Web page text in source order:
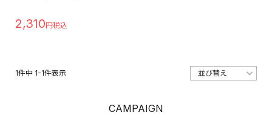
2,310
1件中 1-1件表示
CAMPAIGN